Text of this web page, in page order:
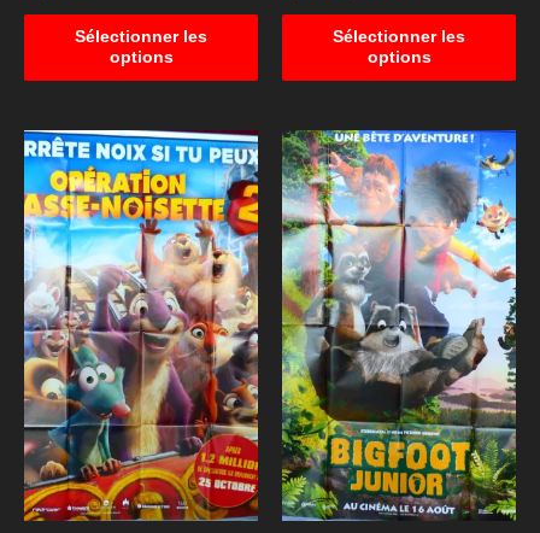
Sélectionner les
options
Sélectionner les
options